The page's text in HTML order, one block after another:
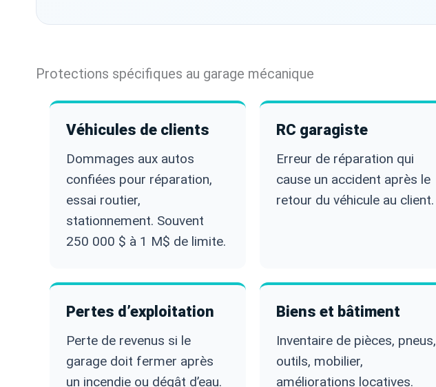
Protections spécifiques au garage mécanique
Véhicules de clients
Dommages aux autos
confiées pour réparation,
essai routier,
stationnement. Souvent
250 000 $ à 1 M$ de limite.
RC garagiste
Erreur de réparation qui
cause un accident après le
retour du véhicule au client.
Pertes d’exploitation
Perte de revenus si le
garage doit fermer après
un incendie ou dégât d’eau.
Biens et bâtiment
Inventaire de pièces, pneus,
outils, mobilier,
améliorations locatives.